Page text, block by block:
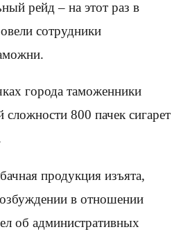
рейд – на этот раз в
сотрудники
города таможенники
800 пачек сигарет
продукция изъята,
в отношении
об административных